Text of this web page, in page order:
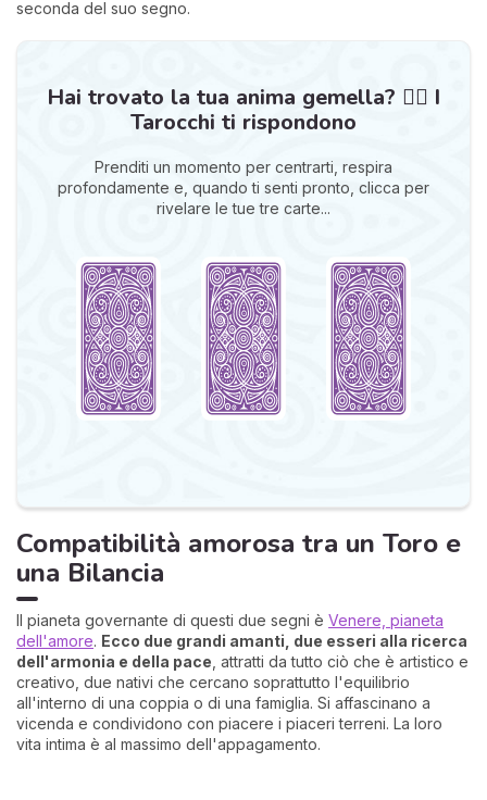
seconda del suo segno.
Hai trovato la tua anima gemella? ❤️‍🔥 I
Tarocchi ti rispondono
Prenditi un momento per centrarti, respira
profondamente e, quando ti senti pronto, clicca per
rivelare le tue tre carte...
Compatibilità amorosa tra un Toro e
una Bilancia
Il pianeta governante di questi due segni è Venere, pianeta
dell'amore. Ecco due grandi amanti, due esseri alla ricerca
dell'armonia e della pace , attratti da tutto ciò che è artistico e
creativo, due nativi che cercano soprattutto l'equilibrio
all'interno di una coppia o di una famiglia. Si affascinano a
vicenda e condividono con piacere i piaceri terreni. La loro
vita intima è al massimo dell'appagamento.